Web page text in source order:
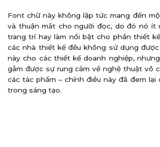
Font chữ này không lập tức mang đến
và thuận mắt cho người đọc, do đó nó ít
trang trí hay làm nổi bật cho phần thiết
các nhà thiết kế đều không sử dụng
này cho các thiết kế doanh nghiệp,
gắm được sự rung cảm về nghệ thuật vô
các tác phẩm – chính điều này đã đem
trong sáng tạo.